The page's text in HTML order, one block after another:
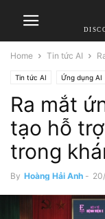
Home Tin tức AI
Tin tức AI Ứng dụng AI
Ra mắt
tạo hỗ
trong
By Hoàng Hải Anh -